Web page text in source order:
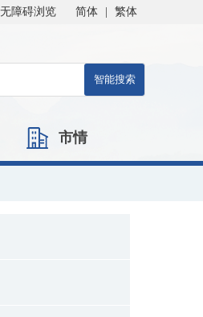
无障碍浏览 简体 繁体
市情